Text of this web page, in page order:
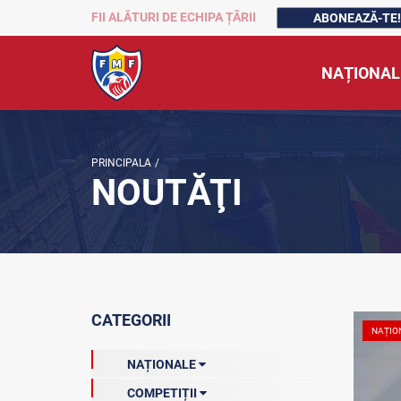
FII ALĂTURI DE ECHIPA ȚĂRII ABONEAZĂ-TE!
PRINCIPALA /
NOUTĂŢI
CATEGORII
NAȚIONALE
COMPETIȚII